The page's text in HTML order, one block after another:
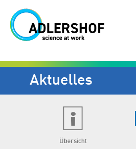
Aktuelles
Übersicht